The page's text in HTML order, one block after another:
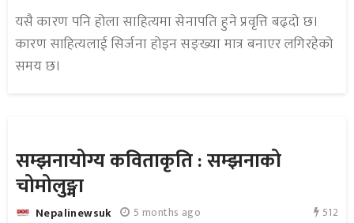
यसै कारण पनि होला साहित्यमा सेनापति हुने प्रवृत्ति बढ्दो छ।
कारण साहित्यलाई सिर्जना होइन सङ्ख्या मात्र बनाएर लगिरहेको
समय छ।
सम्झनायोग्य कविताकृति : सम्झनाको
चोमोलुङ्मा
Nepalinewsuk 5 months ago 512